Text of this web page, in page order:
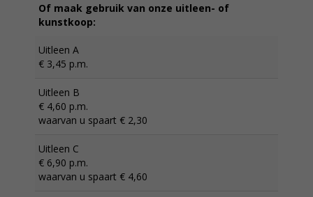
Of maak gebruik van onze uitleen- of
kunstkoop:
Uitleen A
€ 3,45 p.m.
Uitleen B
€ 4,60 p.m.
waarvan u spaart € 2,30
Uitleen C
€ 6,90 p.m.
waarvan u spaart € 4,60